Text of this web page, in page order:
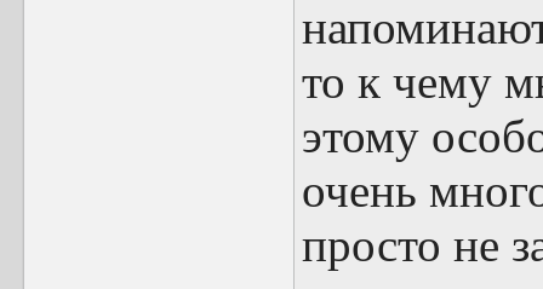
то к чему
этому
очень
просто не